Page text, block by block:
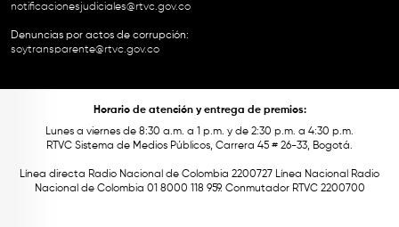
notificacionesjudiciales@rtvc.gov.co
Denuncias por actos de corrupción:
soytransparente@rtvc.gov.co
Horario de atención y entrega de premios:
Lunes a viernes de 8:30 a.m. a 1 p.m. y de 2:30 p.m. a 4:30 p.m.
RTVC Sistema de Medios Públicos, Carrera 45 # 26-33, Bogotá.
Línea directa Radio Nacional de Colombia 2200727 Línea Nacional Radio
Nacional de Colombia 01 8000 118 959. Conmutador RTVC 2200700